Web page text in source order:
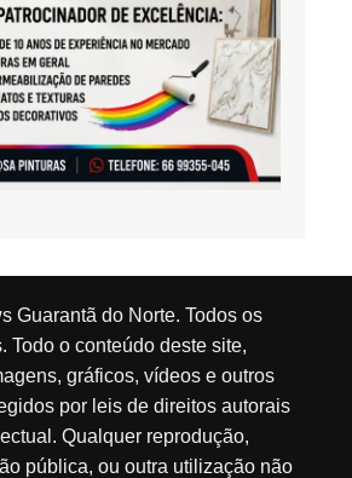
Guarantã do Norte. Todos os
Todo o conteúdo deste site,
gráficos, vídeos e outros
por leis de direitos autorais
Qualquer reprodução,
pública, ou outra utilização não